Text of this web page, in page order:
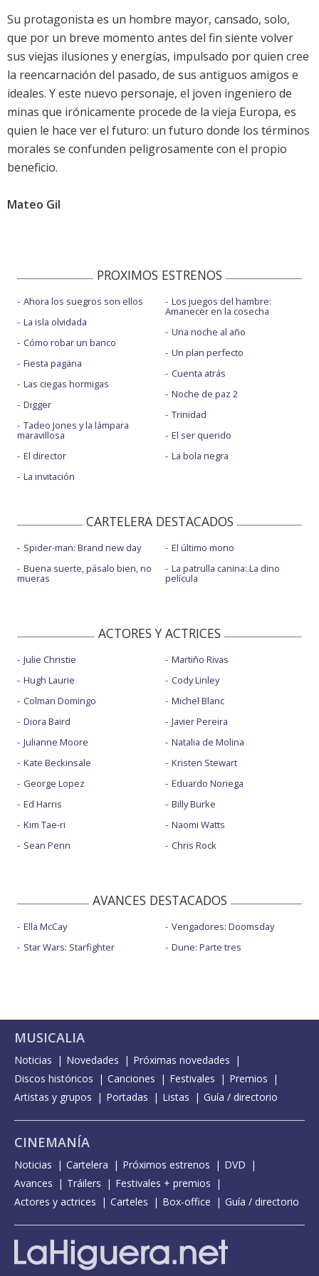
Su protagonista es un hombre mayor, cansado, solo,
que por un breve momento antes del fin siente volver
sus viejas ilusiones y energías, impulsado por quien cree
la reencarnación del pasado, de sus antiguos amigos e
ideales. Y este nuevo personaje, el joven ingeniero de
minas que irónicamente procede de la vieja Europa, es
quien le hace ver el futuro: un futuro donde los términos
morales se confunden peligrosamente con el propio
beneficio.
Mateo Gil
PROXIMOS ESTRENOS
Ahora los suegros son ellos
La isla olvidada
Cómo robar un banco
Fiesta pagäna
Las ciegas hormigas
Digger
Tadeo Jones y la lámpara
maravillosa
El director
La invitación
Los juegos del hambre:
Amanecer en la cosecha
Una noche al año
Un plan perfecto
Cuenta atrás
Noche de paz 2
Trinidad
El ser querido
La bola negra
CARTELERA DESTACADOS
Spider-man: Brand new day
Buena suerte, pásalo bien, no
mueras
El último mono
La patrulla canina: La dino
película
ACTORES Y ACTRICES
Julie Christie
Hugh Laurie
Colman Domingo
Diora Baird
Julianne Moore
Kate Beckinsale
George Lopez
Ed Harris
Kim Tae-ri
Sean Penn
Martiño Rivas
Cody Linley
Michel Blanc
Javier Pereira
Natalia de Molina
Kristen Stewart
Eduardo Noriega
Billy Burke
Naomi Watts
Chris Rock
AVANCES DESTACADOS
Ella McCay
Star Wars: Starfighter
Vengadores: Doomsday
Dune: Parte tres
MUSICALIA
Noticias Novedades
Próximas novedades
Discos históricos
Canciones Festivales
Premios
Artistas y grupos
Portadas Listas Guía / directorio
CINEMANÍA
Noticias Cartelera Próximos estrenos
DVD
Avances
Tráilers
Festivales + premios
Actores y actrices
Carteles Box-office Guía / directorio